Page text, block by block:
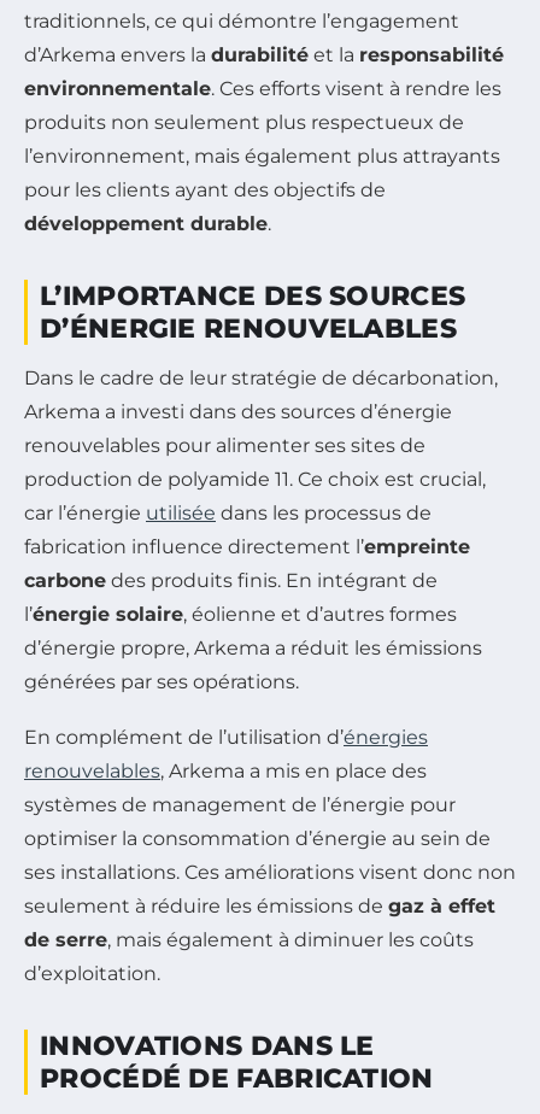
traditionnels, ce qui démontre l’engagement
d’Arkema envers la durabilité et la responsabilité
environnementale. Ces efforts visent à rendre les
produits non seulement plus respectueux de
l’environnement, mais également plus attrayants
pour les clients ayant des objectifs de
développement durable.
L’IMPORTANCE DES SOURCES
D’ÉNERGIE RENOUVELABLES
Dans le cadre de leur stratégie de décarbonation,
Arkema a investi dans des sources d’énergie
renouvelables pour alimenter ses sites de
production de polyamide 11. Ce choix est crucial,
car l’énergie utilisée dans les processus de
fabrication influence directement l’empreinte
carbone des produits finis. En intégrant de
l’énergie solaire, éolienne et d’autres formes
d’énergie propre, Arkema a réduit les émissions
générées par ses opérations.
En complément de l’utilisation d’énergies
renouvelables, Arkema a mis en place des
systèmes de management de l’énergie pour
optimiser la consommation d’énergie au sein de
ses installations. Ces améliorations visent donc non
seulement à réduire les émissions de gaz à effet
de serre, mais également à diminuer les coûts
d’exploitation.
INNOVATIONS DANS LE
PROCÉDÉ DE FABRICATION